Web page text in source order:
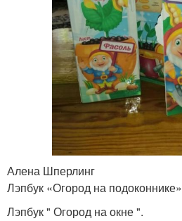
Алена Шперлинг
Лэпбук «Огород на подоконнике»
Лэпбук " Огород на окне ".